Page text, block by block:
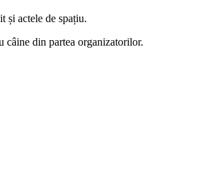
și actele de spațiu.
câine din partea organizatorilor.